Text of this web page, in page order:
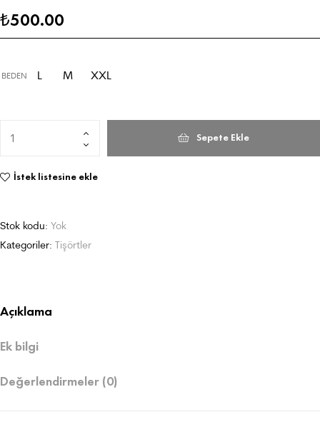
₺500.00
BEDEN L M XXL
Sepete Ekle
İstek listesine ekle
Stok kodu: Yok
Kategoriler: Tişörtler
Açıklama
Ek bilgi
Değerlendirmeler (0)